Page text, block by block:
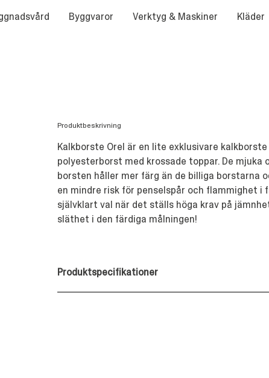
Byggvaror Verktyg & Maskiner Kläder
Produktbeskrivning
Kalkborste Orel är en lite exklusivare
polyesterborst med krossade toppar. De mjuka
borsten håller mer färg än de billiga borstarna
en mindre risk för penselspår och flammighet i
självklart val när det ställs höga krav på
släthet i den färdiga målningen!
Produktspecifikationer